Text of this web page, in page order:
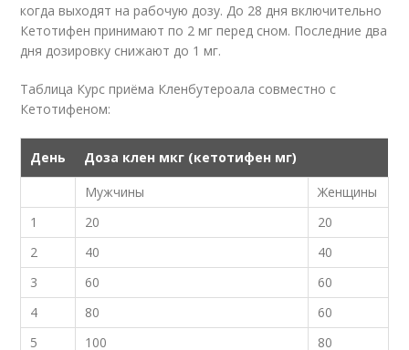
когда выходят на рабочую дозу. До 28 дня включительно
Кетотифен принимают по 2 мг перед сном. Последние два
дня дозировку снижают до 1 мг.
Таблица Курс приёма Кленбутероала совместно с
Кетотифеном:
День
Доза клен мкг (кетотифен мг)
Мужчины
Женщины
1
20
20
2
40
40
3
60
60
4
80
60
5
100 80